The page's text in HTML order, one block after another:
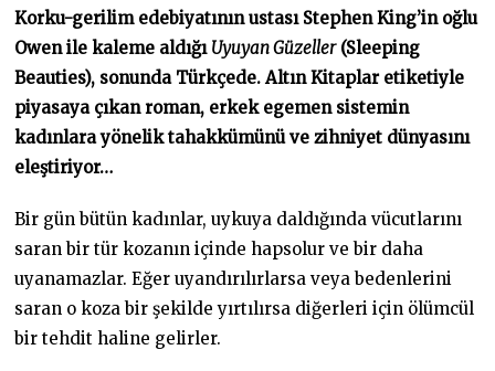
.
2
0
2
0
Korku-gerilim edebiyatının ustası Stephen King’in oğlu
Owen ile kaleme aldığı Uyuyan Güzeller(Sleeping
Beauties), sonunda Türkçede. Altın Kitaplar etiketiyle
piyasaya çıkan roman, erkek egemen sistemin
kadınlara yönelik tahakkümünü ve zihniyet dünyasını
eleştiriyor…
Bir gün bütün kadınlar, uykuya daldığında vücutlarını
saran bir tür kozanın içinde hapsolur ve bir daha
uyanamazlar. Eğer uyandırılırlarsa veya bedenlerini
saran o koza bir şekilde yırtılırsa diğerleri için ölümcül
bir tehdit haline gelirler.